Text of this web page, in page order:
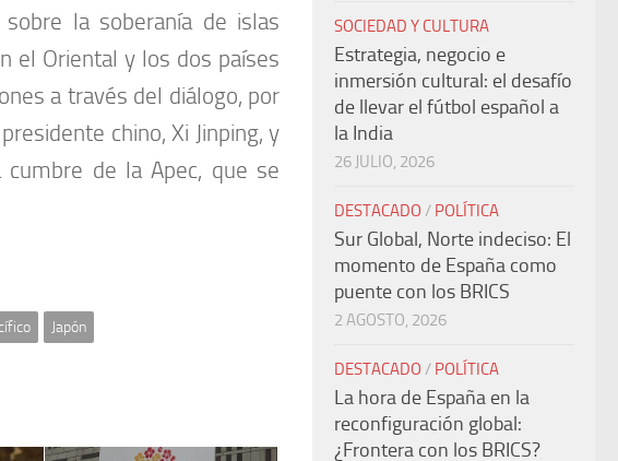
la soberanía de islas
el Oriental y los dos países
a través del diálogo, por
chino, Xi Jinping, y
de la Apec, que se
Japón
SOCIEDAD Y CULTURA
Estrategia, negocio e
inmersión cultural: el desafío
de llevar el fútbol español a
la India
26 JULIO, 2026
DESTACADO / POLÍTICA
Sur Global, Norte indeciso: El
momento de España como
puente con los BRICS
2 AGOSTO, 2026
DESTACADO / POLÍTICA
La hora de España en la
reconfiguración global:
¿Frontera con los BRICS?